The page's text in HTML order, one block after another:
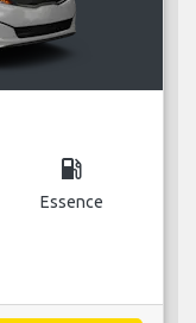
local_gas_station
Essence